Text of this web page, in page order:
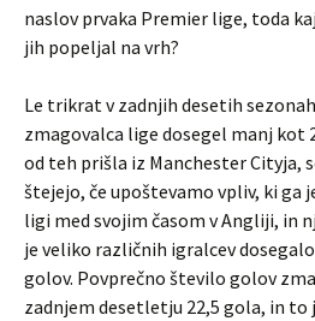
naslov prvaka Premier lige, toda
jih popeljal na vrh?
Le trikrat v zadnjih desetih
zmagovalca lige dosegel manj kot
od teh prišla iz Manchester Cityja,
štejejo, če upoštevamo vpliv, ki ga
ligi med svojim časom v Angliji, in
je veliko različnih igralcev
golov. Povprečno število golov
zadnjem desetletju 22,5 gola, in to